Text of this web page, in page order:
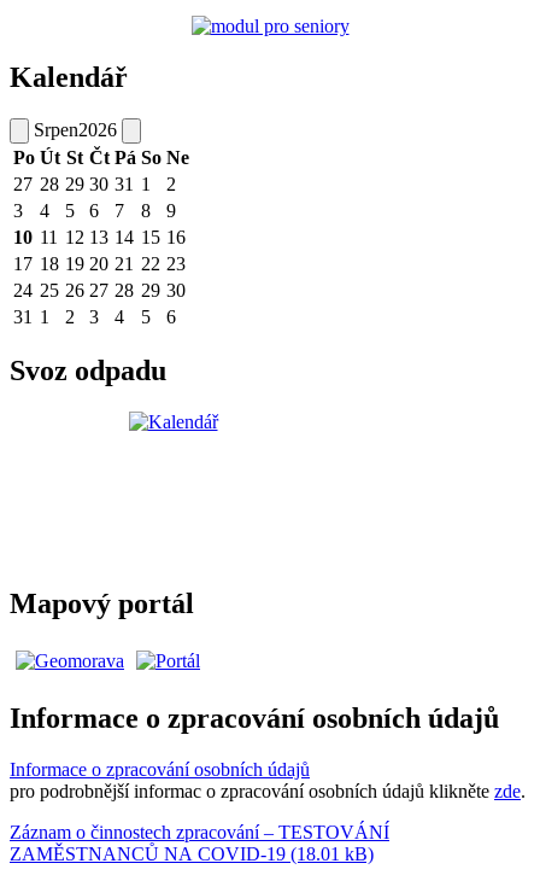
Kalendář
Srpen2026
Po Út St Čt Pá So Ne
27 28 29 30 31 1
2
3
4 5 6 7 8
9
10 11 12 13 14 15 16
17 18 19 20 21 22 23
24 25 26 27 28 29 30
31 1 2 3 4 5 6
Svoz odpadu
Mapový portál
Informace o zpracování osobních údajů
Informace o zpracování osobních údajů
pro podrobnější informac o zpracování osobních údajů klikněte zde.
Záznam o činnostech zpracování – TESTOVÁNÍ
ZAMĚSTNANCŮ NA COVID-19 (18.01 kB)